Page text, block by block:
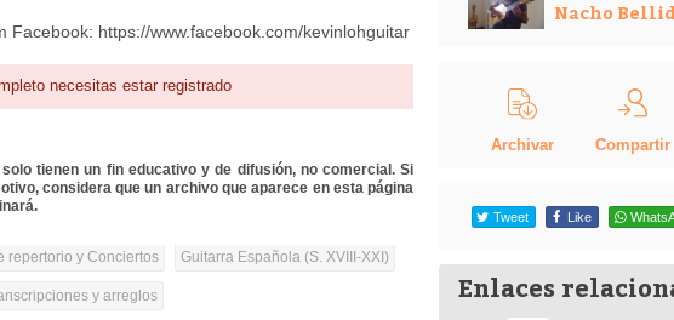
Facebook: https://www.facebook.com/kevinlohguitar
necesitas estar registrado
tienen un fin educativo y de difusión, no comercial. Si
considera que un archivo que aparece en esta página
repertorio y Conciertos Guitarra Española (S. XVIII-XXI)
y arreglos
Nacho
Archivar Compartir
Tweet Like
Enlaces